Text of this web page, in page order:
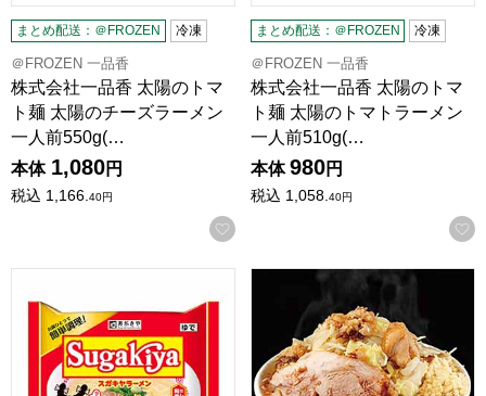
まとめ配送：＠FROZEN 冷凍
＠FROZEN 一品香
株式会社一品香 太陽のトマ
ト麺 太陽のチーズラーメン
一人前550g(…
本体 1,080円
税込 1,166.40円
お気に入りに登録する
まとめ配送：＠FROZEN 冷凍
＠FROZEN 一品香
株式会社一品香 太陽のトマ
ト麺 太陽のトマトラーメン
一人前510g(…
本体 980円
税込 1,058. 40円
寿がきや食品 冷凍SUGAKIYAラーメン 一人前(211g)【＠
Gourmet X 宅麺.com 俺の生